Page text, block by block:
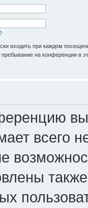
входить при каждом
на конференции в
всего